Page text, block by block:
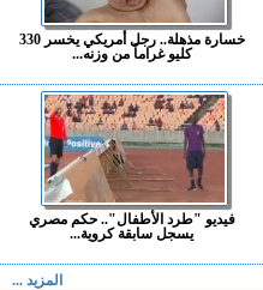
خسارة مذهلة.. رجل أمريكي يخسر 330
كليو غراماً من وزنه...
فيديو "طرد الأطفال".. حكم مصري
يسجل سابقة كروية...
المزيد ...